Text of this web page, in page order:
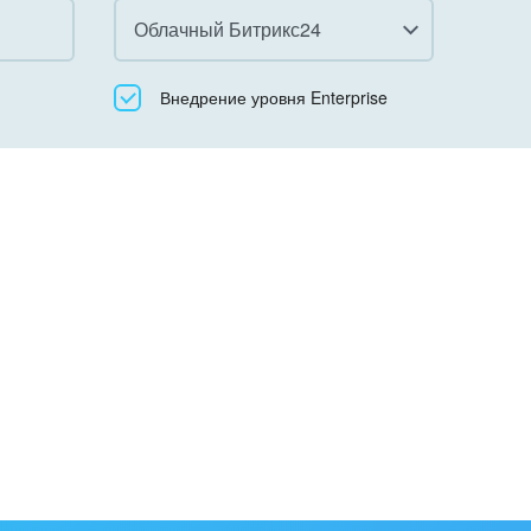
Облачный Битрикс24
ВсеВнедрение уровня Enterprise